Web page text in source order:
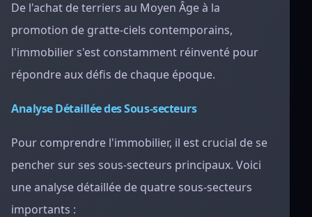
De l'achat de terriers au Moyen Âge à la
promotion de gratte-ciels contemporains,
l'immobilier s'est constamment réinventé pour
répondre aux défis de chaque époque.
Analyse Détaillée des Sous-secteurs
Pour comprendre l'immobilier, il est crucial de se
pencher sur ses sous-secteurs principaux. Voici
une analyse détaillée de quatre sous-secteurs
importants :